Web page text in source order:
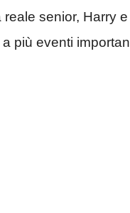
senior, Harry
più eventi